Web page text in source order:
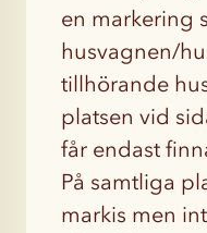
en markering
husvagnen/
tillhörande
platsen vid
får endast
På samtliga
markis men